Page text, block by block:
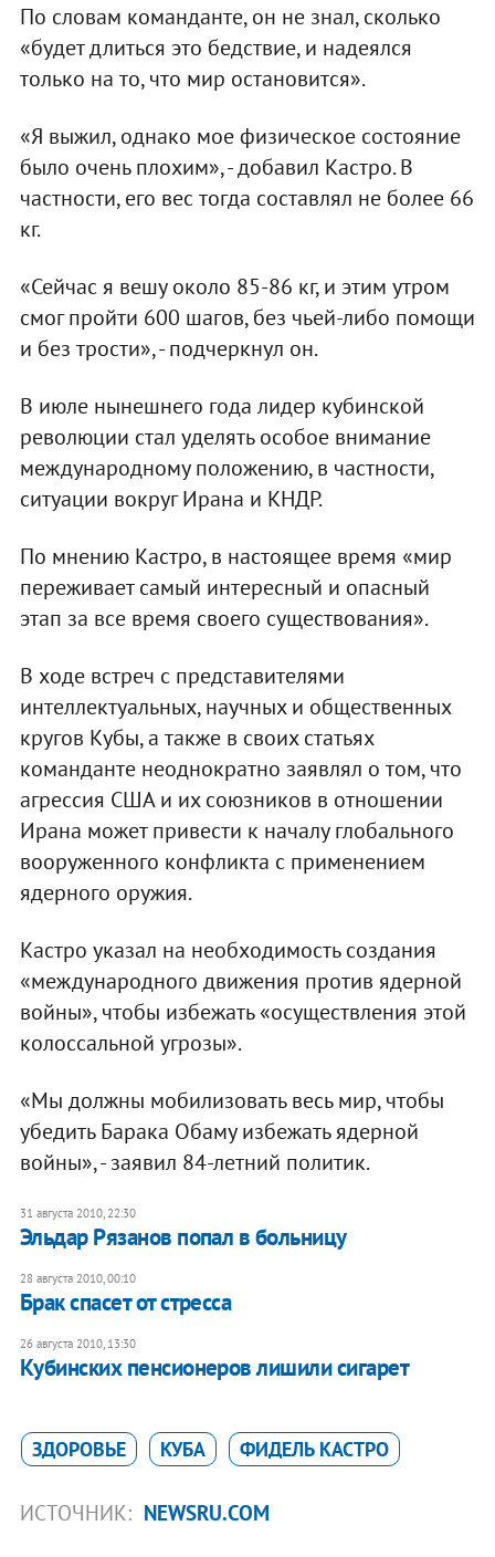
По словам команданте, он не знал, сколько
«будет длиться это бедствие, и надеялся
только на то, что мир остановится».
«Я выжил, однако мое физическое состояние
было очень плохим», - добавил Кастро. В
частности, его вес тогда составлял не более 66
кг.
«Сейчас я вешу около 85-86 кг, и этим утром
смог пройти 600 шагов, без чьей-либо помощи
и без трости», - подчеркнул он.
В июле нынешнего года лидер кубинской
революции стал уделять особое внимание
международному положению, в частности,
ситуации вокруг Ирана и КНДР.
По мнению Кастро, в настоящее время «мир
переживает самый интересный и опасный
этап за все время своего существования».
В ходе встреч с представителями
интеллектуальных, научных и общественных
кругов Кубы, а также в своих статьях
команданте неоднократно заявлял о том, что
агрессия США и их союзников в отношении
Ирана может привести к началу глобального
вооруженного конфликта с применением
ядерного оружия.
Кастро указал на необходимость создания
«международного движения против ядерной
войны», чтобы избежать «осуществления этой
колоссальной угрозы».
«Мы должны мобилизовать весь мир, чтобы
убедить Барака Обаму избежать ядерной
войны», - заявил 84-летний политик.
31 августа 2010, 22:30
Эльдар Рязанов попал в больницу
28 августа 2010, 00:10
Брак спасет от стресса
26 августа 2010, 13:30
Кубинских пенсионеров лишили сигарет
ЗДОРОВЬЕ КУБА ФИДЕЛЬ КАСТРО
ИСТОЧНИК: NEWSRU.COM